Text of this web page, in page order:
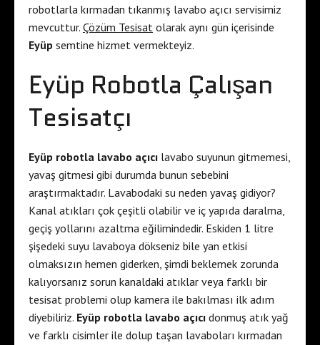
robotlarla kırmadan tıkanmış lavabo açıcı servisimiz
mevcuttur. Çözüm Tesisat olarak aynı gün içerisinde
Eyüp semtine hizmet vermekteyiz.
Eyüp Robotla Çalışan
Tesisatçı
Eyüp robotla lavabo açıcı lavabo suyunun gitmemesi,
yavaş gitmesi gibi durumda bunun sebebini
araştırmaktadır. Lavabodaki su neden yavaş gidiyor?
Kanal atıkları çok çeşitli olabilir ve iç yapıda daralma,
geçiş yollarını azaltma eğilimindedir. Eskiden 1 litre
şişedeki suyu lavaboya dökseniz bile yan etkisi
olmaksızın hemen giderken, şimdi beklemek zorunda
kalıyorsanız sorun kanaldaki atıklar veya farklı bir
tesisat problemi olup kamera ile bakılması ilk adım
diyebiliriz. Eyüp robotla lavabo açıcı donmuş atık yağ
ve farklı cisimler ile dolup taşan lavaboları kırmadan